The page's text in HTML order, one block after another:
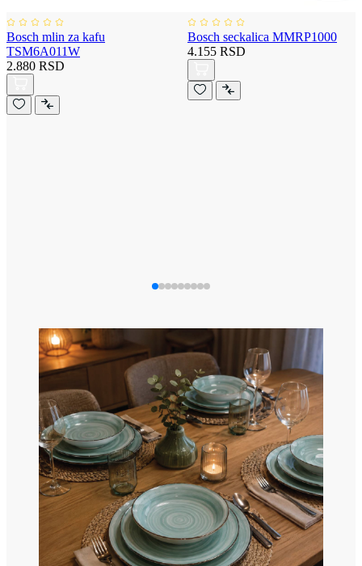
Bosch mlin za kafu
TSM6A011W
2.880 RSD
Bosch seckalica MMRP1000
4.155 RSD